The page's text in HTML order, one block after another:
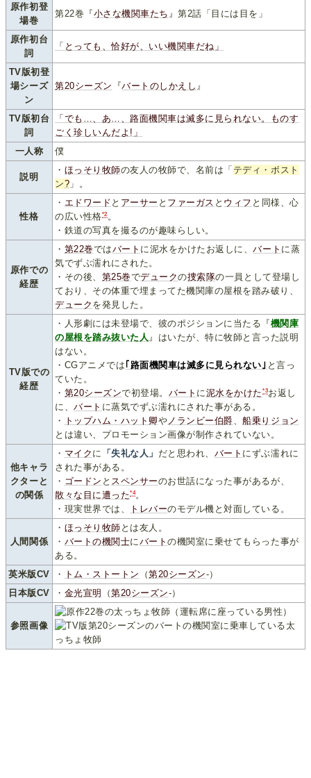
原作初登
場巻
第22巻『小さな機関車たち 』第2話「目には目を」
原作初台
詞
「とっても、恰好が、いい機関車だね」
TV版初登
場シーズ
ン
第20シーズン 『バートのしかえし 』
TV版初台
詞
「でも…、あ…、路面機関車は滅多に見られない。ものす
ごく珍しいんだよ!」
一人称
僕
説明
・ ほっそり牧師の友人の牧師で、名前は「 テディ・ボスト
ン? 」。
性格
・ エドワード と アーサー と ファーガス と ウィフ と同様、心
の広い性格*2。
・鉄道の写真を撮るのが趣味らしい。
原作での
経歴
・ 第22巻ではバート に泥水をかけたお返しに、バート に蒸
気でずぶ濡れにされた。
・その後、 第25巻でデュークの捜索隊の一員として登場し
ており、その体重で埋まってた機関庫の屋根を踏み破り、
デューク を発見した。
TV版での
経歴
・人形劇には未登場で、彼のポジションに当たる『機関庫
の屋根を踏み抜いた人 』はいたが、特に牧師と言った説明
はない。
・CGアニメでは ｢路面機関車は滅多に見られない｣ と言っ
ていた。
・ 第20シーズンで初登場。 バート に 泥水をかけた *3お返し
に、バート に蒸気でずぶ濡れにされた事がある。
・
トップハム・ハット卿や ノランビー伯爵 、船乗りジョン
とは違い、プロモーション画像が制作されていない。
他キャラ
クターと
の関係
・ マイク に 「失礼な人」 だと思われ、 バート にずぶ濡れに
された事がある。
・ ゴードン と スペンサーのお世話になった事があるが、
散々な目に遭った*4。
・現実世界では、
トレバーのモデル機と対面している。
人間関係
・ ほっそり牧師 とは友人。
・ バートの機関士に バートの機関室に乗せてもらった事が
ある。
英米版CV
・ トム・ストートン （第20シーズン-）
日本版CV
・ 金光宣明 （第20シーズン-）
参照画像